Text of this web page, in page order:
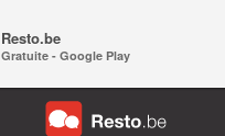
Resto.be
Gratuite - Google Play